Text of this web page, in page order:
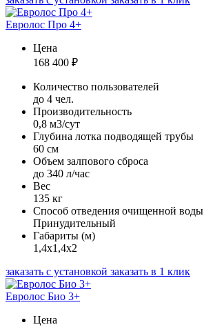
Евролос Про 4+
Цена
168 400 ₽
Количество пользователей
до 4 чел.
Производительность
0,8 м3/сут
Глубина лотка подводящей трубы
60 см
Объем залпового сброса
до 340 л/час
Вес
135 кг
Способ отведения очищенной воды
Принудительный
Габариты (м)
1,4х1,4х2
заказать с установкой заказать в 1 клик
Евролос Био 3+
Цена